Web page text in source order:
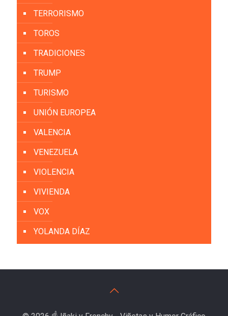
TERRORISMO
TOROS
TRADICIONES
TRUMP
TURISMO
UNIÓN EUROPEA
VALENCIA
VENEZUELA
VIOLENCIA
VIVIENDA
VOX
YOLANDA DÍAZ